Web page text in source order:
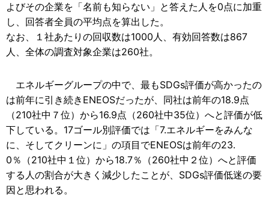
よびその企業を「名前も知らない」と答えた人を0点に加重
し、回答者全員の平均点を算出した。
なお、１社あたりの回収数は1000人、有効回答数は867
人、全体の調査対象企業は260社。
エネルギーグループの中で、最もSDGs評価が高かったの
は前年に引き続きENEOSだったが、同社は前年の18.9点
（210社中７位）から16.9点（260社中35位）へと評価が低
下している。17ゴール別評価では「7.エネルギーをみんな
に、そしてクリーンに」の項目でENEOSは前年の23.
0％（210社中１位）から18.7％（260社中２位）へと評価
する人の割合が大きく減少したことが、SDGs評価低迷の要
因と思われる。